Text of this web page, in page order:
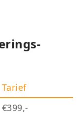
Tarief
€399,-